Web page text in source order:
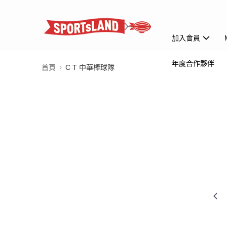
加入會員
年度合作夥伴
首頁 C T 中華棒球隊